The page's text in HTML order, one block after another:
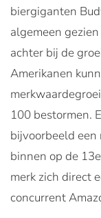
biergiganten
algemeen
achter bij de
Amerikanen
100 bestormen.
bijvoorbeeld
binnen op de
merk zich direct
concurrent